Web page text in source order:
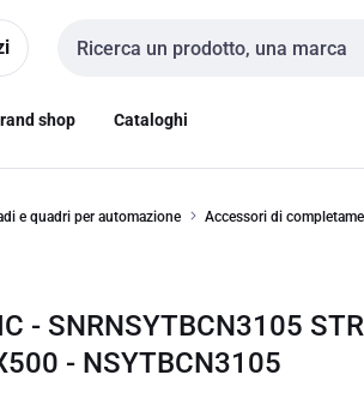
Cerca input
shop Cataloghi
e quadri per automazione Accessori di
- SNRNSYTBCN3105
- NSYTBCN3105